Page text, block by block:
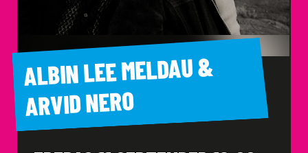
ALBIN LEE MELDAU &
ARVID NERO